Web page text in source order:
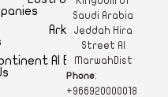
Arkan
Al Ertiqaa Hotel
Saudi Arabia
Jeddah Hira
Street Al
MarwahDist
Phone:
+966920000018